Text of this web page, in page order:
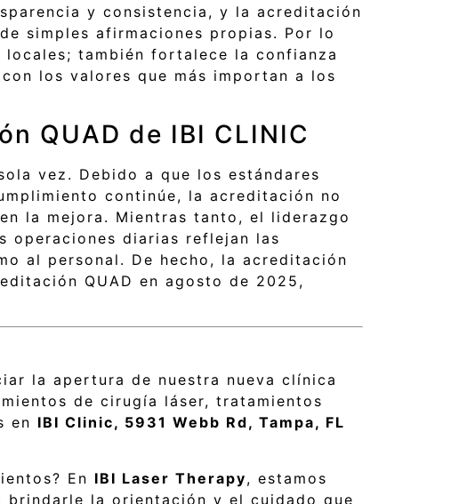
y consistencia, y la acreditación
simples afirmaciones propias. Por lo
también fortalece la confianza
los valores que más importan a los
QUAD de IBI CLINIC
vez. Debido a que los estándares
continúe, la acreditación no
la mejora. Mientras tanto, el liderazgo
operaciones diarias reflejan las
al personal. De hecho, la acreditación
QUAD en agosto de 2025,
la apertura de nuestra nueva clínica
de cirugía láser, tratamientos
en IBI Clinic, 5931 Webb Rd, Tampa, FL
En IBI Laser Therapy, estamos
brindarle la orientación y el cuidado que